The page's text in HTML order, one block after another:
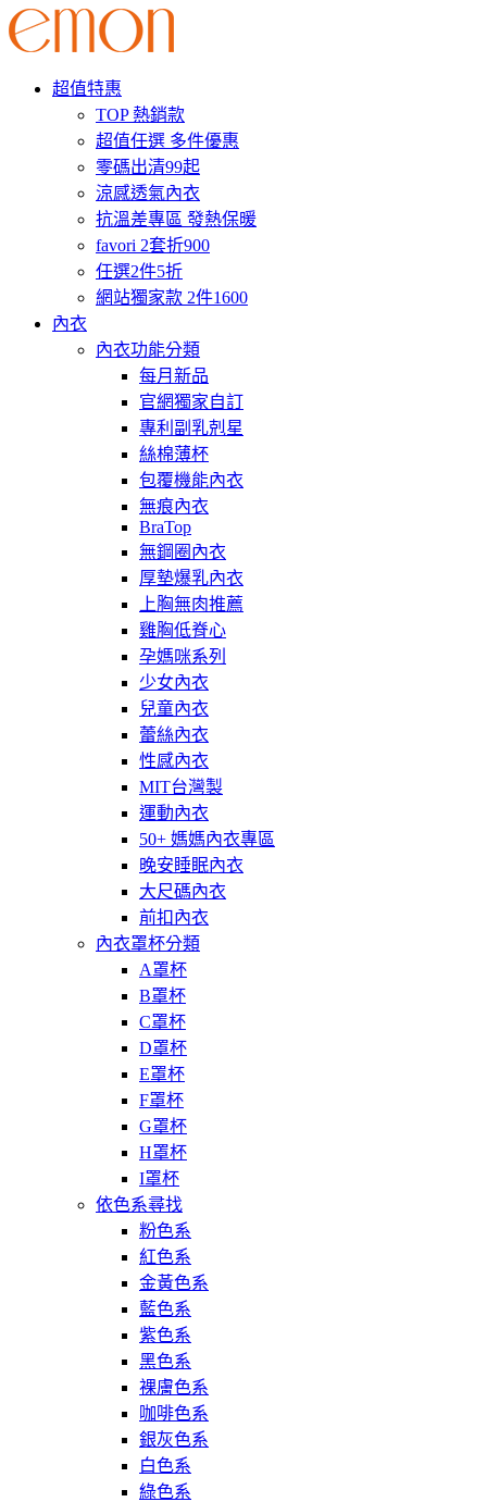
超值特惠
TOP 熱銷款
超值任選 多件優惠
零碼出清99起
涼感透氣內衣
抗溫差專區 發熱保暖
favori 2套折900
任選2件5折
網站獨家款 2件1600
內衣
內衣功能分類
每月新品
官網獨家自訂
專利副乳剋星
絲棉薄杯
包覆機能內衣
無痕內衣
BraTop
無鋼圈內衣
厚墊爆乳內衣
上胸無肉推薦
雞胸低脊心
孕媽咪系列
少女內衣
兒童內衣
蕾絲內衣
性感內衣
MIT台灣製
運動內衣
50+ 媽媽內衣專區
晚安睡眠內衣
大尺碼內衣
前扣內衣
內衣罩杯分類
A罩杯
B罩杯
C罩杯
D罩杯
E罩杯
F罩杯
G罩杯
H罩杯
I罩杯
依色系尋找
粉色系
紅色系
金黃色系
藍色系
紫色系
黑色系
裸膚色系
咖啡色系
銀灰色系
白色系
綠色系